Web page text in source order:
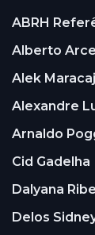
ABRH
Alberto
Alek
Alexandre
Arnaldo
Cid Gadelha
Dalyana
Delos